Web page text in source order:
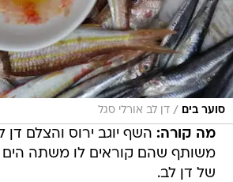
סוער בים / דן לב אורלי סגל
מה קורה: השף יוגב ירוס והצלם
משותף שהם קוראים לו משתה הים
של דן לב.